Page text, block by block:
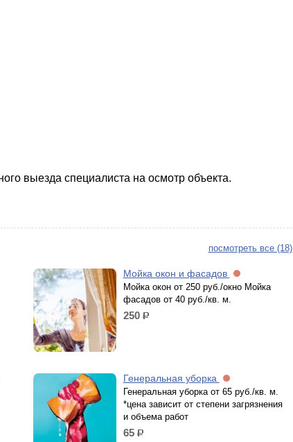
выезда специалиста на осмотр объекта.
посмотреть все (18)
Мойка окон и фасадов
Мойка окон от 250 руб./окно Мойка
фасадов от 40 руб./кв. м.
250 р.
Генеральная уборка
Генеральная уборка от 65 руб./кв. м.
*цена зависит от степени загрязнения
и объема работ
65 р.